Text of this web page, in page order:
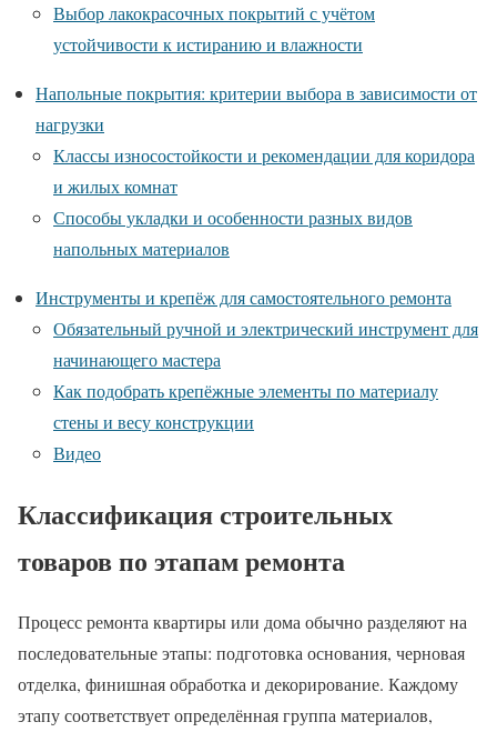
Выбор лакокрасочных покрытий с учётом
устойчивости к истиранию и влажности
Напольные покрытия: критерии выбора в зависимости от
нагрузки
Классы износостойкости и рекомендации для коридора
и жилых комнат
Способы укладки и особенности разных видов
напольных материалов
Инструменты и крепёж для самостоятельного ремонта
Обязательный ручной и электрический инструмент для
начинающего мастера
Как подобрать крепёжные элементы по материалу
стены и весу конструкции
Видео
Классификация строительных
товаров по этапам ремонта
Процесс ремонта квартиры или дома обычно разделяют на
последовательные этапы: подготовка основания, черновая
отделка, финишная обработка и декорирование. Каждому
этапу соответствует определённая группа материалов,